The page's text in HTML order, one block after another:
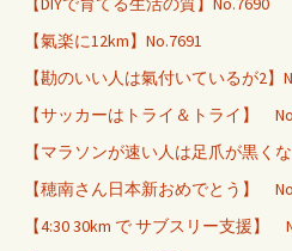
【氣楽に12km】No.7691
【勘のいい人は氣付いているが2】
【サッカーはトライ＆トライ】
【マラソンが速い人は足爪が黒く
【穂南さん日本新おめでとう】
【4:30 30km で サブスリー支援】